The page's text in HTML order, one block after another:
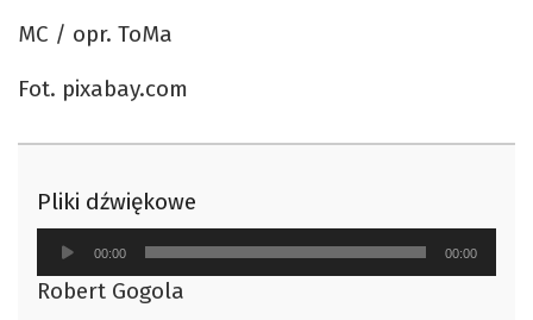
MC / opr. ToMa
Fot. pixabay.com
Pliki dźwiękowe
Odtwarzacz
plików
dźwiękowych
00:00 00:00
Robert Gogola